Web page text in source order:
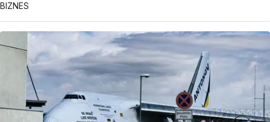
BIZNES